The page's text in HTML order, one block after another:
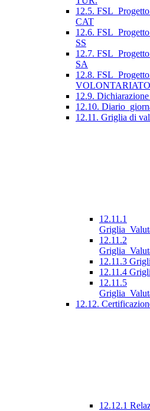
12.5.
CAT
12.6.
SS
12.7.
SA
12.8.
VOLONTARIATO
12.9.
12.10.
12.11. Griglia di
12.11.1
12.11.2
12.11.3
12.11.4
12.11.5
12.12.
12.12.1